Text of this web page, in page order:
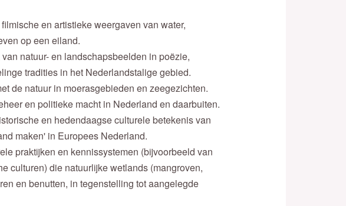
en artistieke weergaven van water,
op een eiland.
natuur- en landschapsbeelden in poëzie,
tradities in het Nederlandstalige gebied.
de natuur in moerasgebieden en zeegezichten.
en politieke macht in Nederland en daarbuiten.
en hedendaagse culturele betekenis van
maken' in Europees Nederland.
praktijken en kennissystemen (bijvoorbeeld van
culturen) die natuurlijke wetlands (mangroven,
en benutten, in tegenstelling tot aangelegde